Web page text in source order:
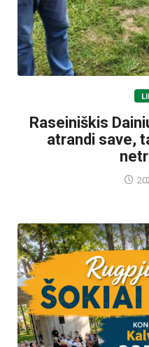
Raseiniškis
atrandi save,